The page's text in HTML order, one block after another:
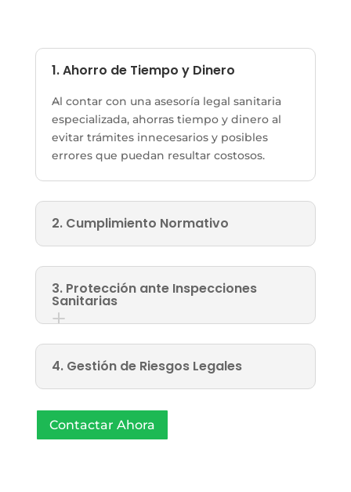
1. Ahorro de Tiempo y Dinero
Al contar con una asesoría legal sanitaria
especializada, ahorras tiempo y dinero al
evitar trámites innecesarios y posibles
errores que puedan resultar costosos.
2. Cumplimiento Normativo
3. Protección ante Inspecciones
Sanitarias
4. Gestión de Riesgos Legales
Contactar Ahora